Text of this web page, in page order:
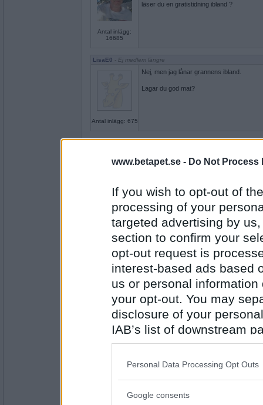
www.betapet.se - Do Not Process
If you wish to opt-out of
processing of your
targeted advertising by
section to confirm your
opt-out request is
interest-based ads based
us or personal
your opt-out. You may
disclosure of your
IAB’s list of downstream
also be disclosed by us
Downstream Participants
Please note that this
Personal Data Processing Opt Outs
Google consents
Antal inlägg:
16685
läser du en gratistidning ibland ?
LisaE0 - Ej medlem längre
Antal inlägg: 675
Nej, men jag lånar grannens ibland.
Lagar du god mat?
Antal inlägg:
16685
LisaE0- Ej medlem längre
Antal inlägg: 675
Nej, men jag har fantasi till annat
hemlagad idag (försök och få ihop det du :)
Är du konstnärlig?
remvanrijn
Antal inlägg:
nej, men du skall se när det gäller hitta